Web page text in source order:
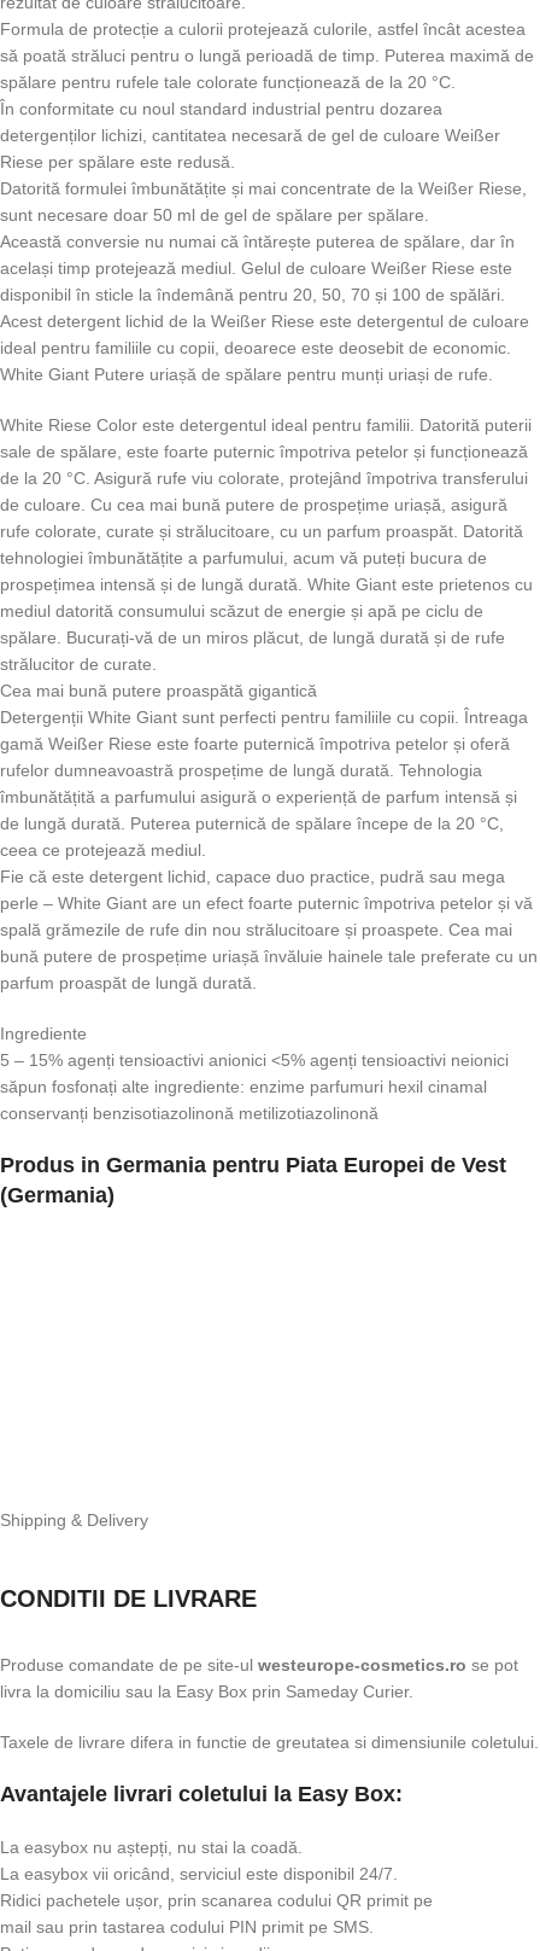
Formula de protecție a culorii protejează culorile, astfel încât acestea
să poată străluci pentru o lungă perioadă de timp. Puterea maximă de
spălare pentru rufele tale colorate funcționează de la 20 °C.
În conformitate cu noul standard industrial pentru dozarea
detergenților lichizi, cantitatea necesară de gel de culoare Weißer
Riese per spălare este redusă.
Datorită formulei îmbunătățite și mai concentrate de la Weißer Riese,
sunt necesare doar 50 ml de gel de spălare per spălare.
Această conversie nu numai că întărește puterea de spălare, dar în
același timp protejează mediul. Gelul de culoare Weißer Riese este
disponibil în sticle la îndemână pentru 20, 50, 70 și 100 de spălări.
Acest detergent lichid de la Weißer Riese este detergentul de culoare
ideal pentru familiile cu copii, deoarece este deosebit de economic.
White Giant Putere uriașă de spălare pentru munți uriași de rufe.
White Riese Color este detergentul ideal pentru familii. Datorită puterii
sale de spălare, este foarte puternic împotriva petelor și funcționează
de la 20 °C. Asigură rufe viu colorate, protejând împotriva transferului
de culoare. Cu cea mai bună putere de prospețime uriașă, asigură
rufe colorate, curate și strălucitoare, cu un parfum proaspăt. Datorită
tehnologiei îmbunătățite a parfumului, acum vă puteți bucura de
prospețimea intensă și de lungă durată. White Giant este prietenos cu
mediul datorită consumului scăzut de energie și apă pe ciclu de
spălare. Bucurați-vă de un miros plăcut, de lungă durată și de rufe
strălucitor de curate.
Cea mai bună putere proaspătă gigantică
Detergenții White Giant sunt perfecti pentru familiile cu copii. Întreaga
gamă Weißer Riese este foarte puternică împotriva petelor și oferă
rufelor dumneavoastră prospețime de lungă durată. Tehnologia
îmbunătățită a parfumului asigură o experiență de parfum intensă și
de lungă durată. Puterea puternică de spălare începe de la 20 °C,
ceea ce protejează mediul.
Fie că este detergent lichid, capace duo practice, pudră sau mega
perle – White Giant are un efect foarte puternic împotriva petelor și vă
spală grămezile de rufe din nou strălucitoare și proaspete. Cea mai
bună putere de prospețime uriașă învăluie hainele tale preferate cu un
parfum proaspăt de lungă durată.
Ingrediente
5 – 15% agenți tensioactivi anionici <5% agenți tensioactivi neionici
săpun fosfonați alte ingrediente: enzime parfumuri hexil cinamal
conservanți benzisotiazolinonă metilizotiazolinonă
Produs in Germania pentru Piata Europei de Vest
(Germania)
Shipping & Delivery
CONDITII DE LIVRARE
Produse comandate de pe site-ul westeurope-cosmetics.ro se pot
livra la domiciliu sau la Easy Box prin Sameday Curier.
Taxele de livrare difera in functie de greutatea si dimensiunile coletului.
Avantajele livrari coletului la Easy Box:
La easybox nu aștepți, nu stai la coadă.
La easybox vii oricând, serviciul este disponibil 24/7.
Ridici pachetele ușor, prin scanarea codului QR primit pe
mail sau prin tastarea codului PIN primit pe SMS.